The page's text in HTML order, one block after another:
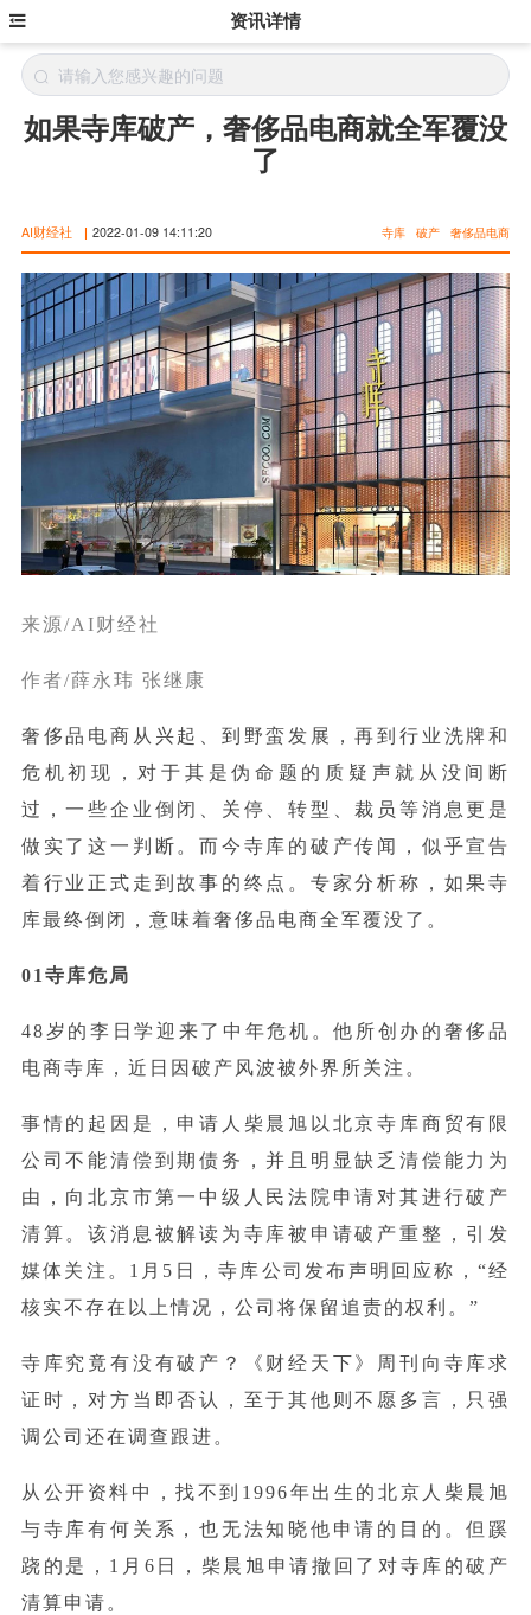
资讯详情
如果寺库破产，奢侈品电商就全军覆没
了
AI财经社 | 2022-01-09 14:11:20 寺库 破产 奢侈品电商
来源/AI财经社
作者/薛永玮 张继康
奢侈品电商从兴起、到野蛮发展，再到行业洗牌和
危机初现，对于其是伪命题的质疑声就从没间断
过，一些企业倒闭、关停、转型、裁员等消息更是
做实了这一判断。而今寺库的破产传闻，似乎宣告
着行业正式走到故事的终点。专家分析称，如果寺
库最终倒闭，意味着奢侈品电商全军覆没了。
01寺库危局
48岁的李日学迎来了中年危机。他所创办的奢侈品
电商寺库，近日因破产风波被外界所关注。
事情的起因是，申请人柴晨旭以北京寺库商贸有限
公司不能清偿到期债务，并且明显缺乏清偿能力为
由，向北京市第一中级人民法院申请对其进行破产
清算。该消息被解读为寺库被申请破产重整，引发
媒体关注。1月5日，寺库公司发布声明回应称，“经
核实不存在以上情况，公司将保留追责的权利。”
寺库究竟有没有破产？《财经天下》周刊向寺库求
证时，对方当即否认，至于其他则不愿多言，只强
调公司还在调查跟进。
从公开资料中，找不到1996年出生的北京人柴晨旭
与寺库有何关系，也无法知晓他申请的目的。但蹊
跷的是，1月6日，柴晨旭申请撤回了对寺库的破产
清算申请。